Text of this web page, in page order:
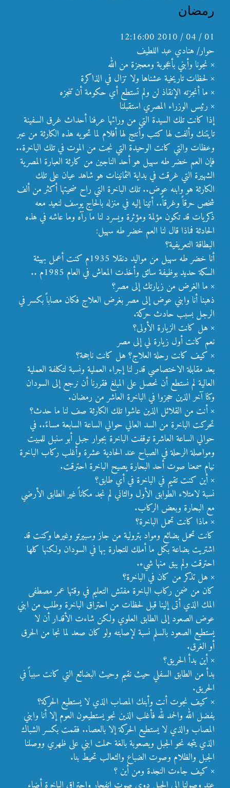
رمضان
01 / 04 / 2010 12:16:00
حوار/ هنادي عبد اللطيف
× نجونا وأبني بأعجوبة ومعجزة من الله
× لحظات تاريخية عشناها ولا تزال في الذاكرة
× ما أنجزته الإنقاذ لن ولم تستطع أي حكومة أن تنجزه
× رئيس الوزراء المصري استقبلنا
إذا كانت تلك السيدة التي من ورائها عرفنا أحداث غرق السفينة
تايتنك وألفت لها كتب وأنتج لها أفلام لما تحويه هذه الكارثة من عبر
وعظات والتي كانت الوحيدة التي نجت من الموت في تلك الباخرة..
فإن العم خضر طه سهيل هو أحد الناجين من كارثة العبارة المصرية
الشهيرة التي غرقت في بداية الثمانينات هو شاهد عيان على تلك
الكارثة هو وابنه عوض.. تلك الباخرة التي راح ضحيتها أكثر من ألف
شخص حرقاً وغرقاً.. أتينا إليه في منزله بالحاج يوسف لنعيد معه
ذكريات قد تكون مؤلمة ومؤثرة ويسرد لنا ما رآه وما عاشه في هذه
الحادثة فماذا قال لنا العم خضر طه سهيل:
البطاقة التعريفية؟
أنا خضر طه سهيل من مواليد دنقلا 1935م كنت أعمل بهيئة
السكة حديد بوظيفة سائق وأخذت المعاش في العام 1985م ..
× ما الغرض من زيارتك إلى مصر؟
ذهبنا أنا وابني عوض إلى مصر بغرض العلاج فكان مصاباً بكسر في
الرجل بسبب حادث حركة.
× هل كانت الزيارة الأولى؟
نعم كانت أول زيارة لي إلى مصر
× كيف كانت رحلة العلاج؟ هل كانت ناجحة؟
بعد مقابلة الاختصاصي قدر لنا إجراء العملية ونسبة لتكلفة العملية
العالية لم نستطع أن نحصل على المبلغ فقررنا أن نرجع إلى السودان
وكنا آخر الذين حجزوا في الباخرة العاشر من رمضان.
× أنت من القلائل الذين عاشوا تلك الكارثة صف لنا ما حدث؟
تحركت الباخرة من السد العالي حوالي الساعة السابعة مساءً.. في
حوالي الساعة العاشرة توقفت الباخرة بجوار جبل أبو سنبل للمبيت
ومواصلة الرحلة في الصباح عند الحادية عشرة وأغلب ركاب الباخرة
نيام سمعنا صوت أحد البحارة يصيح الباخرة احترقت.
× أين كنت تقيم في الباخرة في أي طابق؟
نسبة لامتلاء الطوابق الأول والثاني لم نجد مكاناً غير الطابق الأرضي
مع البحارة وبعض الركاب.
× ماذا كانت تحمل الباخرة؟
كانت تحمل بضائع ومواد بترولية من جاز وسبيرتو وغيرها وكنت قد
اشتريت بضاعة بكل ما أملك للتجارة بها في السودان ولكنها كلها
احترقت ولم يبق منها شيء.
× هل تذكر من كان في الباخرة؟
كان من ضمن ركاب الباخرة مفتش التعليم في وقتها عمر مصطفى
المك الذي أتى إلينا قبل لحظات من احتراق الباخرة وطلب من ابني
عوض الصعود إلى الطابق العلوي ولكن شاءت الأقدار أن لا
يستطيع الصعود بالسلم نسبة لإصابته ولو كان صعد لما نجا من الحرق
أو الغرق.
× أين بدأ الحريق؟
بدأ من الطابق السفلي حيث نقيم وحيث البضائع التي كانت سبباً في
الحريق.
× كيف نجوت أنت وأبنك المصاب الذي لا يستطيع الحركة؟
بفضل الله والحمد لله فأغلب الذين نجو يستطيعون العوم إلا أنا وابني
المصاب والذي لا يستطيع الحركة إلا بالعصا.. فقمت بكسر الشباك
الذي يتجه نحو الجبل وبصعوبة بالغة حملت ابني على ظهري ووصلنا
الجبل والظلام وصوت الضباع والثعالب تحيط بنا.
× كيف جاءت النجدة ومن أين ؟